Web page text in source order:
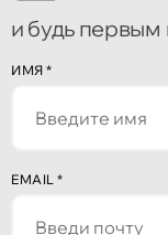
и будь первым
ИМЯ *
EMAIL *